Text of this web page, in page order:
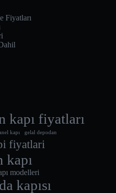
Fiyatları
kapı fiyatları
kapı gelal depodan
fiyatlari
kapı
modelleri
kapısı